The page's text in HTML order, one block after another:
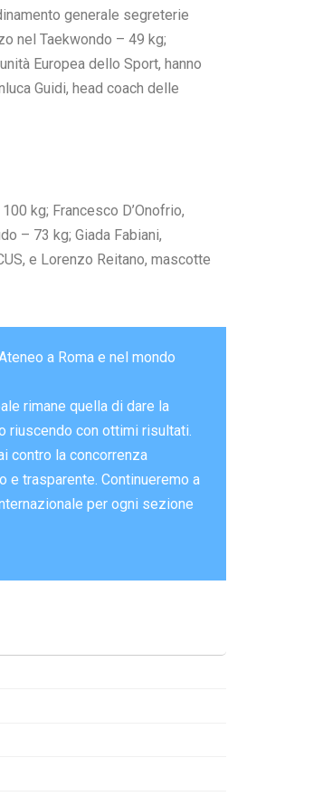
generale segreterie
nel Taekwondo – 49 kg;
Europea dello Sport, hanno
Guidi, head coach delle
kg; Francesco D’Onofrio,
– 73 kg; Giada Fabiani,
e Lorenzo Reitano, mascotte
a Roma e nel mondo
rimane quella di dare la
riuscendo con ottimi risultati.
contro la concorrenza
e trasparente. Continueremo a
per ogni sezione